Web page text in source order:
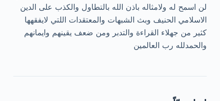
لن اسمح له ولامثاله باذن الله بالتطاول والكذب على الدين
الاسلامي الحنيف وبث الشبهات والمعتقدات اللتي لايفقهها
كثير من جهلاء القراءة والتدبر ومن ضعف يقينهم وايمانهم
والحمدلله رب العالمين